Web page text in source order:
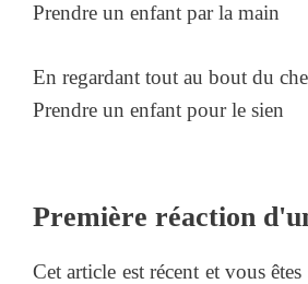
Prendre un enfant par la main
En regardant tout au bout du
Prendre un enfant pour le sien
Première réaction
Cet article est récent et vous